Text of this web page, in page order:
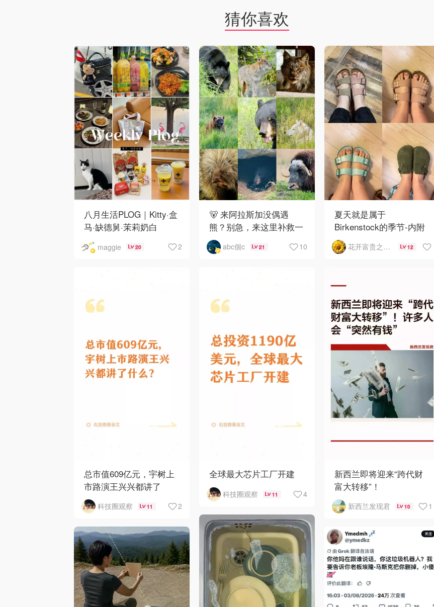
猜你喜欢
八月生活PLOG｜Kitty·盒
马·缺德舅·茉莉奶白
·Costco·Wendy's
maggie 20 2
🐻 来阿拉斯加没偶遇
熊？别急，来这里补救一
下！
abc個c 21 10
夏天就是属于
Birkenstock的季节-内附
如何选择
花开富贵之Mo个Mo 12
总市值609亿元，宇树上
市路演王兴兴都讲了
科技圈观察 11 2
全球最大芯片工厂开建
科技圈观察 11 4
新西兰即将迎来“跨代财
富大转移”！
新西兰发现君 10 1